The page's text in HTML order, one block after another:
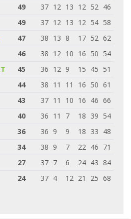
49 37 12 13 12 52 46
49 37 12 13 12 54 58
47 38 13 8 17 52 62
46 38 12 10 16 50 54
45 36 12 9 15 45 51
44 38 11 11 16 50 61
43 37 11 10 16 46 66
40 36 11 7 18 39 54
36 36 9 9 18 33 48
34 38 9 7 22 46 71
27 37 7 6 24 43 84
24 37 4 12 21 25 68